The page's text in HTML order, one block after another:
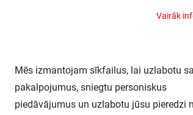
Aksesuāri
Vairāk inf
Mēs izmantojam sīkfailus, lai uzlabotu
pakalpojumus, sniegtu personiskus
piedāvājumus un uzlabotu jūsu pieredzi